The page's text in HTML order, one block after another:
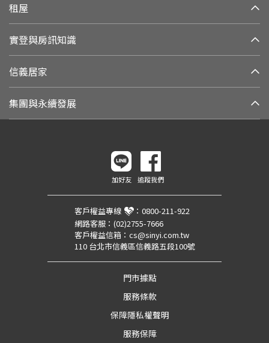
租屋
實登與房訊知識
信義居家
集團與永續發展
加好友 追蹤我們
客戶權益專線 ： 0800-211-922
網路客服： (02)2755-7666
客戶權益信箱： cs@sinyi.com.tw
110 台北市信義區信義路五段100號
門市據點
服務條款
保障隱私權聲明
服務保障